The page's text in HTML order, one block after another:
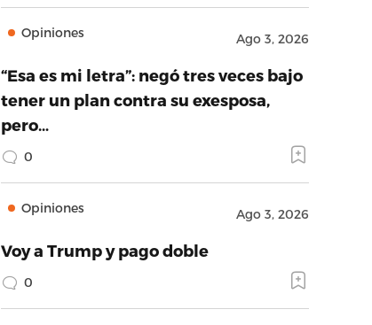
Opiniones Ago 3, 2026
“Esa es mi letra”: negó tres veces bajo
tener un plan contra su exesposa,
pero…
0
Opiniones Ago 3, 2026
Voy a Trump y pago doble
0